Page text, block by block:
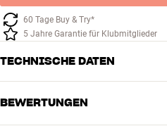
60 Tage Buy & Try*
5 Jahre Garantie für Klubmitglieder
TECHNISCHE DATEN
VERBINDUNGEN
Stecker RCA
BEWERTUNGEN